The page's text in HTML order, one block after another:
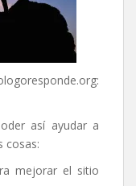
:
así ayudar a
cosas:
mejorar el sitio